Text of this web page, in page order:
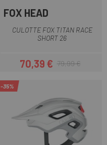
FOX HEAD
CULOTTE FOX TITAN RACE
SHORT 26
Precio
70,39 €Precio regular
79,99 €
-35%